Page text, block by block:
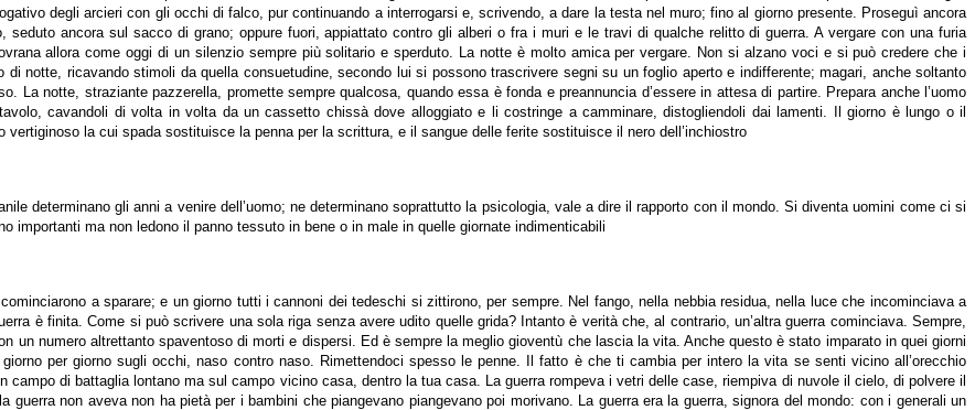
degli arcieri con gli occhi di falco, pur continuando a interrogarsi e, scrivendo, a dare la testa nel muro; fino al giorno presente. Proseguì ancora
ancora sul sacco di grano; oppure fuori, appiattato contro gli alberi o fra i muri e le travi di qualche relitto di guerra. A vergare con una furia
allora come oggi di un silenzio sempre più solitario e sperduto. La notte è molto amica per vergare. Non si alzano voci e si può credere che i
notte, ricavando stimoli da quella consuetudine, secondo lui si possono trascrivere segni su un foglio aperto e indifferente; magari, anche soltanto
La notte, straziante pazzerella, promette sempre qualcosa, quando essa è fonda e preannuncia d’essere in attesa di partire. Prepara anche l’uomo
cavandoli di volta in volta da un cassetto chissà dove alloggiato e li costringe a camminare, distogliendoli dai lamenti. Il giorno è lungo o il
la cui spada sostituisce la penna per la scrittura, e il sangue delle ferite sostituisce il nero dell’inchiostro
determinano gli anni a venire dell’uomo; ne determinano soprattutto la psicologia, vale a dire il rapporto con il mondo. Si diventa uomini come ci si
ma non ledono il panno tessuto in bene o in male in quelle giornate indimenticabili
a sparare; e un giorno tutti i cannoni dei tedeschi si zittirono, per sempre. Nel fango, nella nebbia residua, nella luce che incominciava a
è finita. Come si può scrivere una sola riga senza avere udito quelle grida? Intanto è verità che, al contrario, un’altra guerra cominciava. Sempre,
un numero altrettanto spaventoso di morti e dispersi. Ed è sempre la meglio gioventù che lascia la vita. Anche questo è stato imparato in quei giorni
per giorno sugli occhi, naso contro naso. Rimettendoci spesso le penne. Il fatto è che ti cambia per intero la vita se senti vicino all’orecchio
di battaglia lontano ma sul campo vicino casa, dentro la tua casa. La guerra rompeva i vetri delle case, riempiva di nuvole il cielo, di polvere il
non aveva non ha pietà per i bambini che piangevano piangevano poi morivano. La guerra era la guerra, signora del mondo: con i generali un